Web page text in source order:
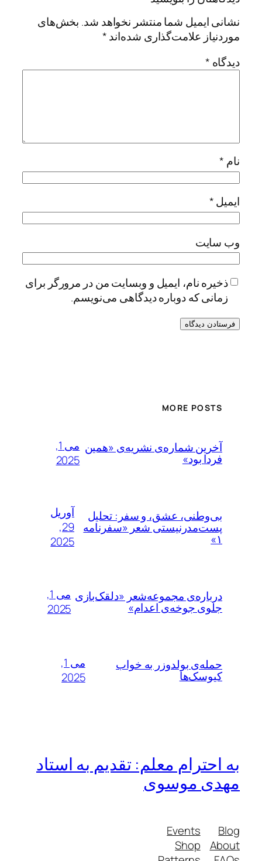
نشانی ایمیل شما منتشر نخواهد شد. بخش‌های
موردنیاز علامت‌گذاری شده‌اند*
دیدگاه *
نام *
ایمیل*
وب‌ سایت
ذخیره نام، ایمیل و وبسایت من در مرورگر برای
زمانی که دوباره دیدگاهی می‌نویسم.
MORE POSTS
آخرین شماره‌ی نشریه‌ی «همین
فردا بود»
می 1,
2025
بی‌وطنی، عشق، و سفر: تحلیل
پست‌مدرنیستی شعر «سفرنامه
۱»
آوریل
29,
2025
درباره‌ی مجموعه‌شعر «دلقک‌بازی
جلوی جوخه‌ی اعدام»
می 1,
2025
حمله‌ی بولدوزر به خواب
کیوسک‌ها
می 1,
2025
به احترام معلم: تقدیم به استاد
مهدی موسوی
Blog
About
Events
Shop